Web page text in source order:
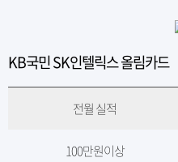
KB국민 SK인텔릭스 올림카드
전월 실적
100만원이상